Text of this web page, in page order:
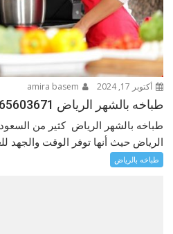
أكتوبر 17, 2024
طباخه بالشهر الرياض 0565603671
طباخه بالشهر الرياض كثير من
الرياض حيث أنها توفر الوقت والجهد
طباخه بالرياض